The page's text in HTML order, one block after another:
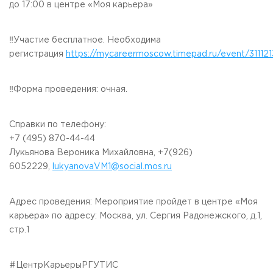
пн-пт: с 10:00 до 17:00;
до 17:00 в центре «Моя карьера»
‼️Участие бесплатное. Необходима
регистрация https://mycareermoscow.timepad.ru/event/
‼️Форма проведения: очная.
Справки по телефону:
+7 (495) 870-44-44
Лукьянова Вероника Михайловна, +7(926)
6052229,
lukyanovaVM1@social.mos.ru
Адрес проведения: Мероприятие пройдет в центре «Моя
карьера» по адресу: Москва, ул. Сергия Радонежского, д.1,
стр.1
#ЦентрКарьерыРГУТИС